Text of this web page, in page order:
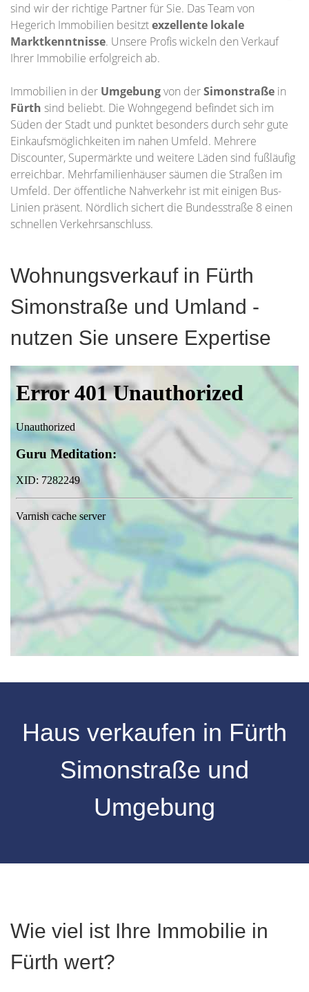
sind wir der richtige Partner für Sie. Das Team von
Hegerich Immobilien besitztexzellente lokale
Marktkenntnisse. Unsere Profis wickeln den Verkauf
Ihrer Immobilie erfolgreich ab.
Immobilien in der Umgebungvon derSimonstraße in
Fürth sind beliebt. Die Wohngegend befindet sich im
Süden der Stadt und punktet besonders durch sehr gute
Einkaufsmöglichkeiten im nahen Umfeld. Mehrere
Discounter, Supermärkte und weitere Läden sind fußläufig
erreichbar. Mehrfamilienhäuser säumen die Straßen im
Umfeld. Der öffentliche Nahverkehr ist mit einigen Bus-
Linien präsent. Nördlich sichert die Bundesstraße 8 einen
schnellen Verkehrsanschluss.
Wohnungsverkauf in Fürth
Simonstraße und Umland -
nutzen Sie unsere Expertise
Haus verkaufen in Fürth
Simonstraße und
Umgebung
Wie viel ist Ihre Immobilie in
Fürth wert?